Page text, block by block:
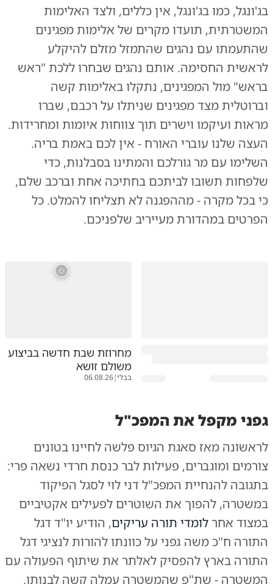
בג'ונגל, כמו בג'ונגל, אין כללים, ולצד האלימות
המשטרתית, תועדו מקרים של אלימות מפגינים
שהתעמתו עם נהגים שהתמזל מזלם להיקלע
לראשית החסימה. אותם נהגים שבחרו ללכת "ראש
בראש" מול המפגינים, נתקלו באלימות קשה
וברוטלית מצד מפגינים שניתלו על רכבם, שברו
מראות ועיקמו וישרים תוך צווחות איומות ומחרידות.
העצה שלנו עוברי האורח - אין לכם באמת בריה.
השלימו עם מר גורלכם והמתינו בסבלנות, כדי
שלפחות תשובו לביתכם בחתיכה אחת וברכב שלם,
כי בכל מקרה - מההפגנה לא תצליחו להמלט. כל
הפרטים במהדורת מעייריב שלפניכם.
מחרוזת שבת חדשה בביצוע
משולם זושא
בבלי|
06.08.26
גפני מקפל את המפכ"ל
לראשונה מאז סאגת הגיוס פלשה לחיינו בטונים
צורמים ומוגברים, פעילות לבר כנסת חרדי נשאה פרי:
בתגובה להנחיית המפכ"ל דני לוי לסגל הפיקוד
במשטרה, להפוך את השוטרים לפעילים אקטיביים
במצוד אחר לומדי תורה עריקים, הודיע יו"ד דגל
התורה ח"כ משה גפני על כוונתו להורות לנציגי דגל
התורה בארץ להפסיק לאלתר את שיתוף הפעולה עם
המשטרה - שת"פ שהמשטרה עמלה קשה לבנותו.